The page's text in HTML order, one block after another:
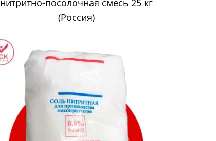
нитритно-посолочная смесь 25 кг
(Россия)